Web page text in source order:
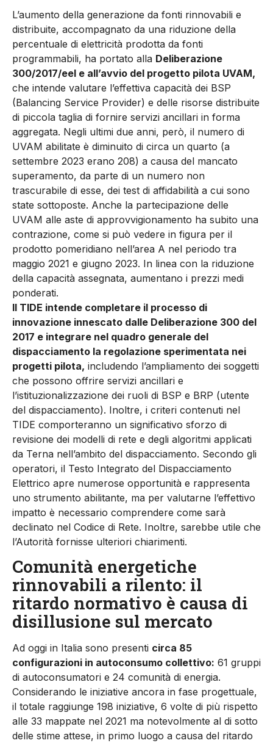
L’aumento della generazione da fonti rinnovabili e
distribuite, accompagnato da una riduzione della
percentuale di elettricità prodotta da fonti
programmabili, ha portato alla Deliberazione
300/2017/eel e all’avvio del progetto pilota UVAM,
che intende valutare l’effettiva capacità dei BSP
(Balancing Service Provider) e delle risorse distribuite
di piccola taglia di fornire servizi ancillari in forma
aggregata. Negli ultimi due anni, però, il numero di
UVAM abilitate è diminuito di circa un quarto (a
settembre 2023 erano 208) a causa del mancato
superamento, da parte di un numero non
trascurabile di esse, dei test di affidabilità a cui sono
state sottoposte. Anche la partecipazione delle
UVAM alle aste di approvvigionamento ha subito una
contrazione, come si può vedere in figura per il
prodotto pomeridiano nell’area A nel periodo tra
maggio 2021 e giugno 2023. In linea con la riduzione
della capacità assegnata, aumentano i prezzi medi
ponderati.
Il TIDE intende completare il processo di
innovazione innescato dalle Deliberazione 300 del
2017 e integrare nel quadro generale del
dispacciamento la regolazione sperimentata nei
progetti pilota, includendo l’ampliamento dei soggetti
che possono offrire servizi ancillari e
l’istituzionalizzazione dei ruoli di BSP e BRP (utente
del dispacciamento). Inoltre, i criteri contenuti nel
TIDE comporteranno un significativo sforzo di
revisione dei modelli di rete e degli algoritmi applicati
da Terna nell’ambito del dispacciamento. Secondo gli
operatori, il Testo Integrato del Dispacciamento
Elettrico apre numerose opportunità e rappresenta
uno strumento abilitante, ma per valutarne l’effettivo
impatto è necessario comprendere come sarà
declinato nel Codice di Rete. Inoltre, sarebbe utile che
l’Autorità fornisse ulteriori chiarimenti.
Comunità energetiche
rinnovabili a rilento: il
ritardo normativo è causa di
disillusione sul mercato
Ad oggi in Italia sono presenti circa 85
configurazioni in autoconsumo collettivo: 61 gruppi
di autoconsumatori e 24 comunità di energia.
Considerando le iniziative ancora in fase progettuale,
il totale raggiunge 198 iniziative, 6 volte di più rispetto
alle 33 mappate nel 2021 ma notevolmente al di sotto
delle stime attese, in primo luogo a causa del ritardo